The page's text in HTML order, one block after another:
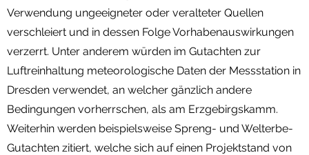
Verwendung ungeeigneter oder veralteter Quellen
verschleiert und in dessen Folge Vorhabenauswirkungen
verzerrt. Unter anderem würden im Gutachten zur
Luftreinhaltung meteorologische Daten der Messstation in
Dresden verwendet, an welcher gänzlich andere
Bedingungen vorherrschen, als am Erzgebirgskamm.
Weiterhin werden beispielsweise Spreng- und Welterbe-
Gutachten zitiert, welche sich auf einen Projektstand von